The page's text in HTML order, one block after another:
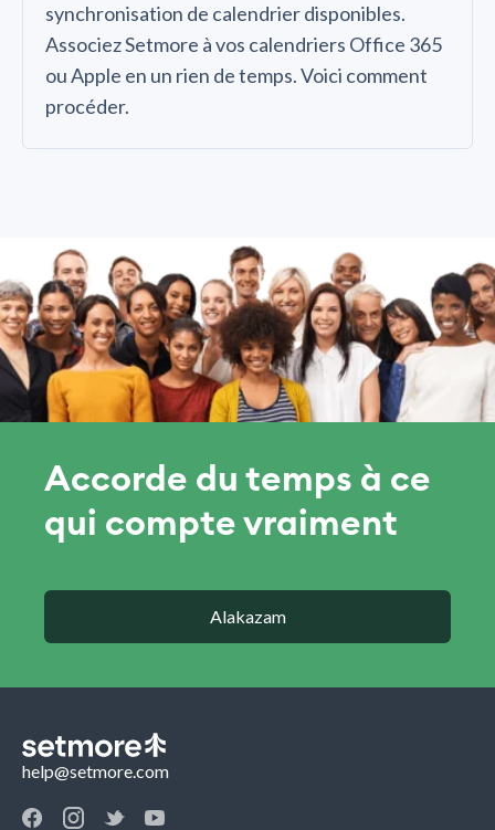
synchronisation de calendrier disponibles.
Associez Setmore à vos calendriers Office 365
ou Apple en un rien de temps. Voici comment
procéder.
Accorde du temps à ce
qui compte vraiment
Alakazam
help@setmore.com